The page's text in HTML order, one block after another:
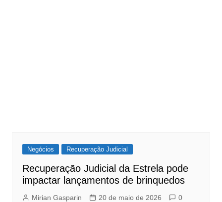
Negócios Recuperação Judicial
Recuperação Judicial da Estrela pode
impactar lançamentos de brinquedos
Mirian Gasparin 20 de maio de 2026 0